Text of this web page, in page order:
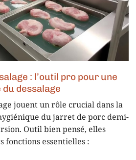
: l’outil pro pour une
dessalage
jouent un rôle crucial dans la
du jarret de porc demi-
Outil bien pensé, elles
essentielles :